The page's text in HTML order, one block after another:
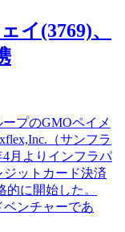
イ(3769)、
プのGMOペイメ
（サンフラ
月よりインフラパ
ットカード決済
に開始した。
ンチャーであ